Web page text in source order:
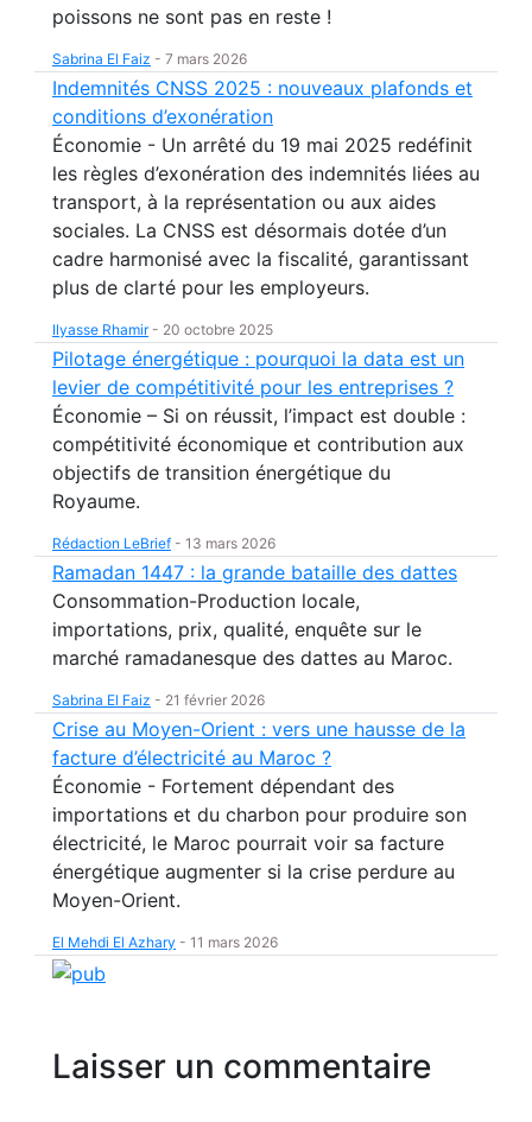
poissons ne sont pas en reste !
Sabrina El Faiz - 7 mars 2026
Indemnités CNSS 2025 : nouveaux plafonds et
conditions d’exonération
Économie - Un arrêté du 19 mai 2025 redéfinit
les règles d’exonération des indemnités liées au
transport, à la représentation ou aux aides
sociales. La CNSS est désormais dotée d’un
cadre harmonisé avec la fiscalité, garantissant
plus de clarté pour les employeurs.
Ilyasse Rhamir- 20 octobre 2025
Pilotage énergétique : pourquoi la data est un
levier de compétitivité pour les entreprises ?
Économie – Si on réussit, l’impact est double :
compétitivité économique et contribution aux
objectifs de transition énergétique du
Royaume.
Rédaction LeBrief - 13 mars 2026
Ramadan 1447 : la grande bataille des dattes
Consommation-Production locale,
importations, prix, qualité, enquête sur le
marché ramadanesque des dattes au Maroc.
Sabrina El Faiz - 21 février 2026
Crise au Moyen-Orient : vers une hausse de la
facture d’électricité au Maroc ?
Économie - Fortement dépendant des
importations et du charbon pour produire son
électricité, le Maroc pourrait voir sa facture
énergétique augmenter si la crise perdure au
Moyen-Orient.
El Mehdi El Azhary - 11 mars 2026
Laisser un commentaire